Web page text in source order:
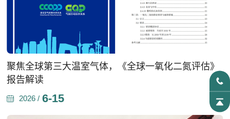
聚焦全球第三大温室气体，《全球一氧化二氮评估》
报告解读
2026 / 6-15